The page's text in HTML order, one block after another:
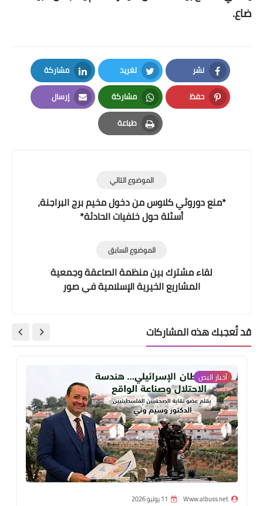
ضاع.
نشر
Facebook
تغريد
Twitter
مشاركة
LinkedIn
حفظ
Pinterest
مشاركة
Whatsapp
إرسال
Email
طباعة
Print
الموضوع التالي
*منع دوروثي كلاوس من دخول مخيم برج البراجنة،
أسئلة حول خلفيات الحادثة*
الموضوع السابق
لقاء مشترك بين منظمة الصاعقة وجمعية
المشاريع الخيرية الإسلامية في صور
قد تُعجبك هذه المشاركات
أخبار البص
Www.albuss.net 11 يوليو 2026